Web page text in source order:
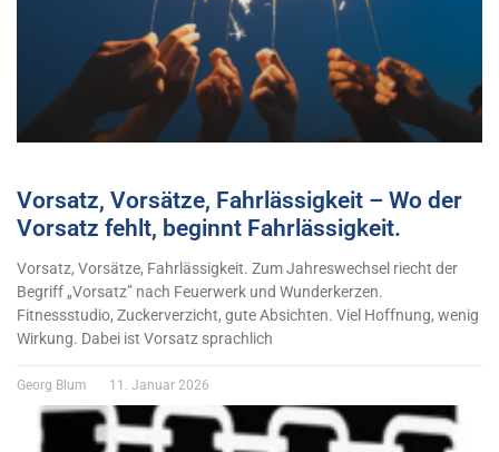
Vorsatz, Vorsätze, Fahrlässigkeit – Wo der
Vorsatz fehlt, beginnt Fahrlässigkeit.
Vorsatz, Vorsätze, Fahrlässigkeit. Zum Jahreswechsel riecht der
Begriff „Vorsatz” nach Feuerwerk und Wunderkerzen.
Fitnessstudio, Zuckerverzicht, gute Absichten. Viel Hoffnung, wenig
Wirkung. Dabei ist Vorsatz sprachlich
Georg Blum 11. Januar 2026